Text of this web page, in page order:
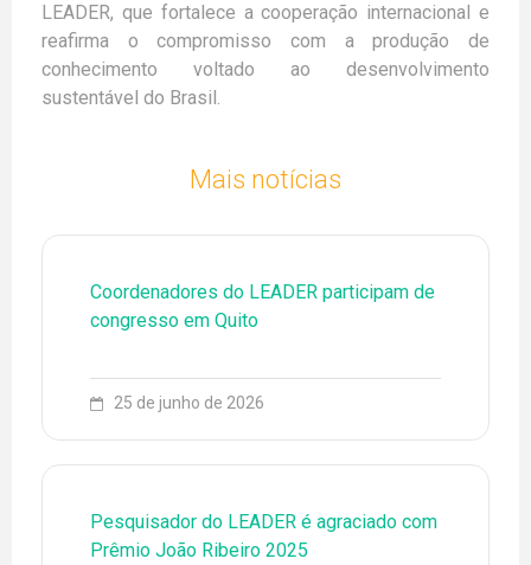
EQUIPE
EVENTOS
LEADER, que fortalece a cooperação internacional e
reafirma o compromisso com a produção de
conhecimento voltado ao desenvolvimento
sustentável do Brasil.
Mais notícias
Coordenadores do LEADER participam de
congresso em Quito
25 de junho de 2026
Pesquisador do LEADER é agraciado com
Prêmio João Ribeiro 2025